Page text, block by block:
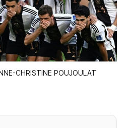
CHRISTINE POUJOULAT